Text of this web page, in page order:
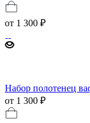
от 1 300 ₽
Набор полотенец
от 1 300 ₽